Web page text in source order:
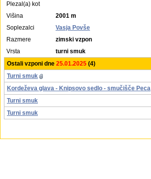
Plezal(a) kot
Višina
2001 m
Soplezalci
Vasja Povše
Razmere
zimski vzpon
Vrsta
turni smuk
Ostali vzponi dne 25.01.2025 (4)
Turni smuk
Kordeževa glava - Knipsovo sedlo - smučišče Peca
Turni smuk
Turni smuk